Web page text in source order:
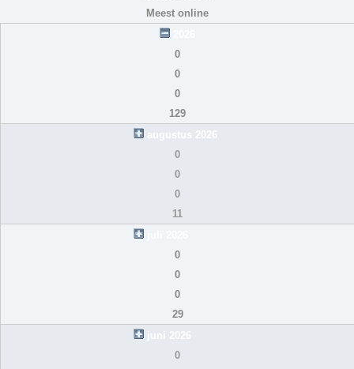
Meest online
0
0
0
129
augustus 2026
0
0
0
11
0
0
0
29
juni 2026
0